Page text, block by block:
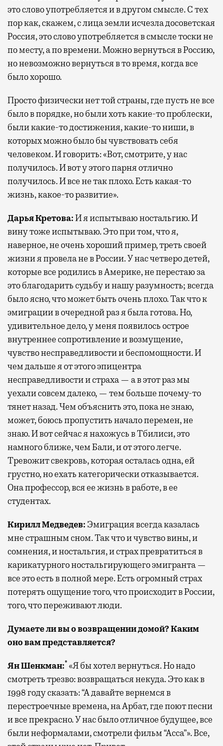
это слово употребляется и в другом смысле. С тех
пор как, скажем, с лица земли исчезла досоветская
Россия, это слово употребляется в смысле тоски не
по месту, а по времени. Можно вернуться в Россию,
но невозможно вернуться в то время, когда все
было хорошо.
Просто физически нет той страны, где пусть не все
было в порядке, но были хоть какие-то проблески,
были какие-то достижения, какие-то ниши, в
которых можно было бы чувствовать себя
человеком. И говорить: «Вот, смотрите, у нас
получилось. И вот у этого парня отлично
получилось. И все не так плохо. Есть какая-то
жизнь, какое-то развитие».
Дарья Кретова:И я испытываю ностальгию. И
вину тоже испытываю. Это при том, что я,
наверное, не очень хороший пример, треть своей
жизни я провела не в России. У нас четверо детей,
которые все родились в Америке, не перестаю за
это благодарить судьбу и нашу разумность; всегда
было ясно, что может быть очень плохо. Так что к
эмиграции в очередной раз я была готова. Но,
удивительное дело, у меня появилось острое
внутреннее сопротивление и возмущение,
чувство несправедливости и беспомощности. И
чем дальше я от этого эпицентра
несправедливости и страха — а в этот раз мы
уехали совсем далеко, — тем больше почему-то
тянет назад. Чем объяснить это, пока не знаю,
может, боюсь пропустить начало перемен, не
знаю. И вот сейчас я нахожусь в Тбилиси, это
намного ближе, чем Бали, и от этого легче.
Тревожит свекровь, которая осталась одна, ей
грустно, но ехать категорически отказывается.
Она профессор, вся ее жизнь в работе, в ее
студентах.
Кирилл Медведев: Эмиграция всегда казалась
мне страшным сном. Так что и чувство вины, и
сомнения, и ностальгия, и страх превратиться в
карикатурного ностальгирующего эмигранта —
все это есть в полной мере. Есть огромный страх
потерять ощущение того, что происходит в России,
того, что переживают люди.
Думаете ли вы о возвращении домой? Каким
оно вам представляется?
Ян Шенкман:*«Я бы хотел вернуться. Но надо
смотреть трезво: возвращаться некуда. Это как в
1998 году сказать: “А давайте вернемся в
перестроечные времена, на Арбат, где поют песни
и все прекрасно. У нас было отличное будущее, все
были неформалами, смотрели фильм “Асса”». Все,